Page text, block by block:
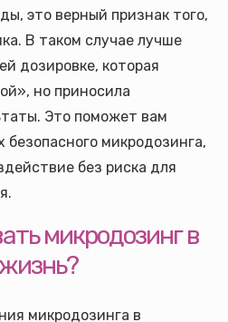
это верный признак того,
В таком случае лучше
дозировке, которая
но приносила
Это поможет вам
микродозинга,
без риска для
микродозинг в
микродозинга в